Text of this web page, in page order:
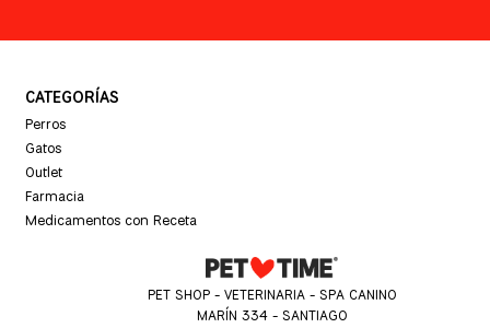
CATEGORÍAS
Perros
Gatos
Outlet
Farmacia
Medicamentos con Receta
PET SHOP - VETERINARIA - SPA CANINO
MARÍN 334 - SANTIAGO